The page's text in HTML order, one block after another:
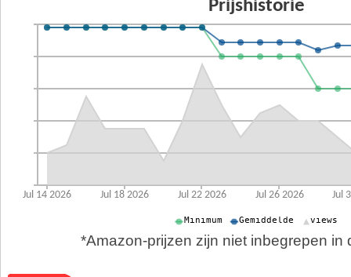
*Amazon-prijzen zijn niet inbegrepen in